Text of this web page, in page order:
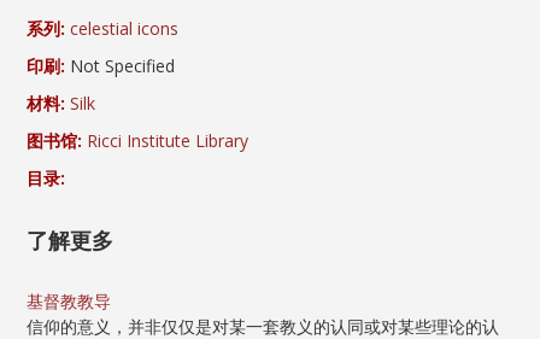
系列: celestial icons
印刷: Not Specified
材料: Silk
图书馆: Ricci Institute Library
目录:
了解更多
基督教教导
信仰的意义，并非仅仅是对某一套教义的认同或对某些理论的认